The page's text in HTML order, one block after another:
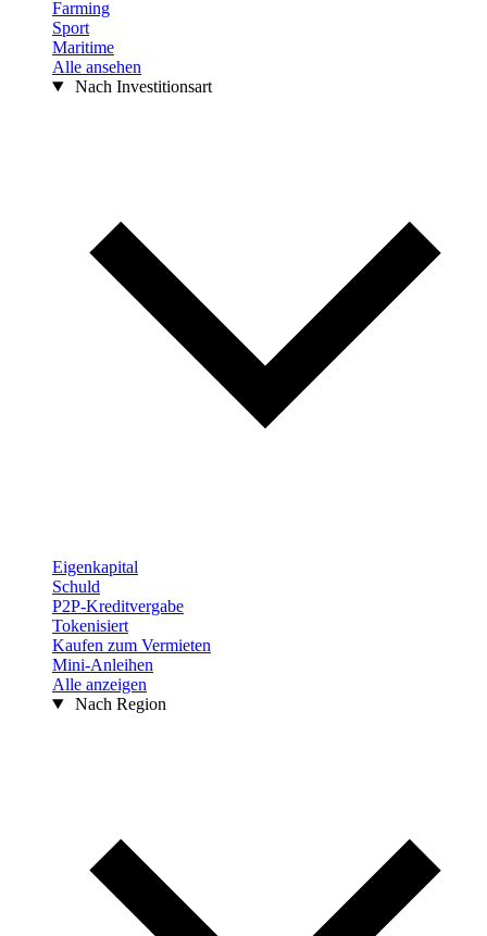
Farming
Sport
Maritime
Alle ansehen
Nach Investitionsart
Eigenkapital
Schuld
P2P-Kreditvergabe
Tokenisiert
Kaufen zum Vermieten
Mini-Anleihen
Alle anzeigen
Nach Region